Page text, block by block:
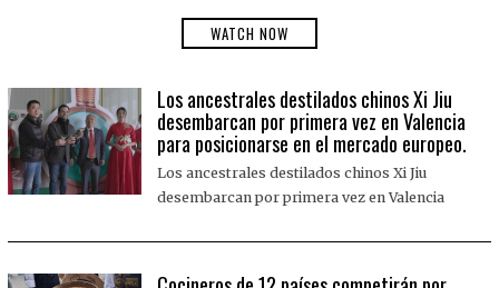
WATCH NOW
Los ancestrales destilados chinos Xi Jiu
desembarcan por primera vez en Valencia
para posicionarse en el mercado europeo.
Los ancestrales destilados chinos Xi Jiu
desembarcan por primera vez en Valencia